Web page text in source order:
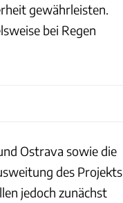
gewährleisten.
bei Regen
Ostrava sowie die
des Projekts
jedoch zunächst